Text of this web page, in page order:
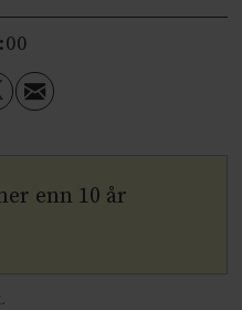
enn 10 år